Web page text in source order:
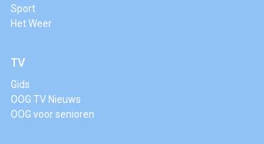
Sport
Het Weer
TV
Gids
OOG TV Nieuws
OOG voor senioren